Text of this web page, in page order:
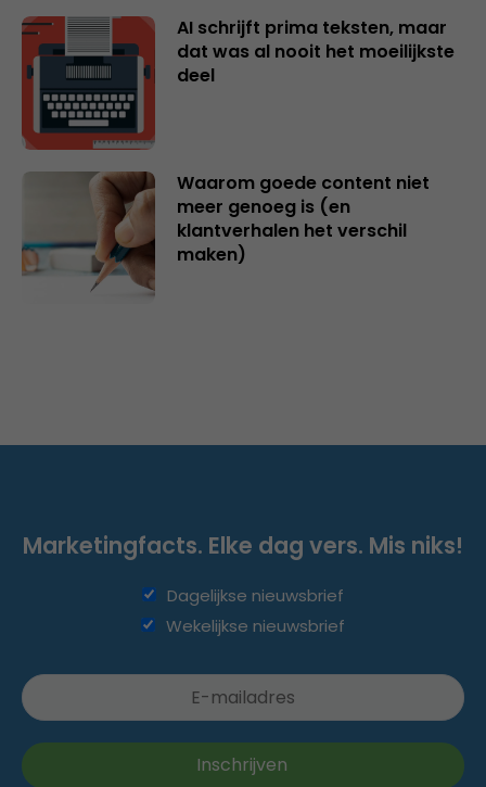
AI schrijft prima teksten, maar
dat was al nooit het moeilijkste
deel
Waarom goede content niet
meer genoeg is (en
klantverhalen het verschil
maken)
Marketingfacts. Elke dag vers. Mis niks!
Dagelijkse nieuwsbrief
Wekelijkse nieuwsbrief